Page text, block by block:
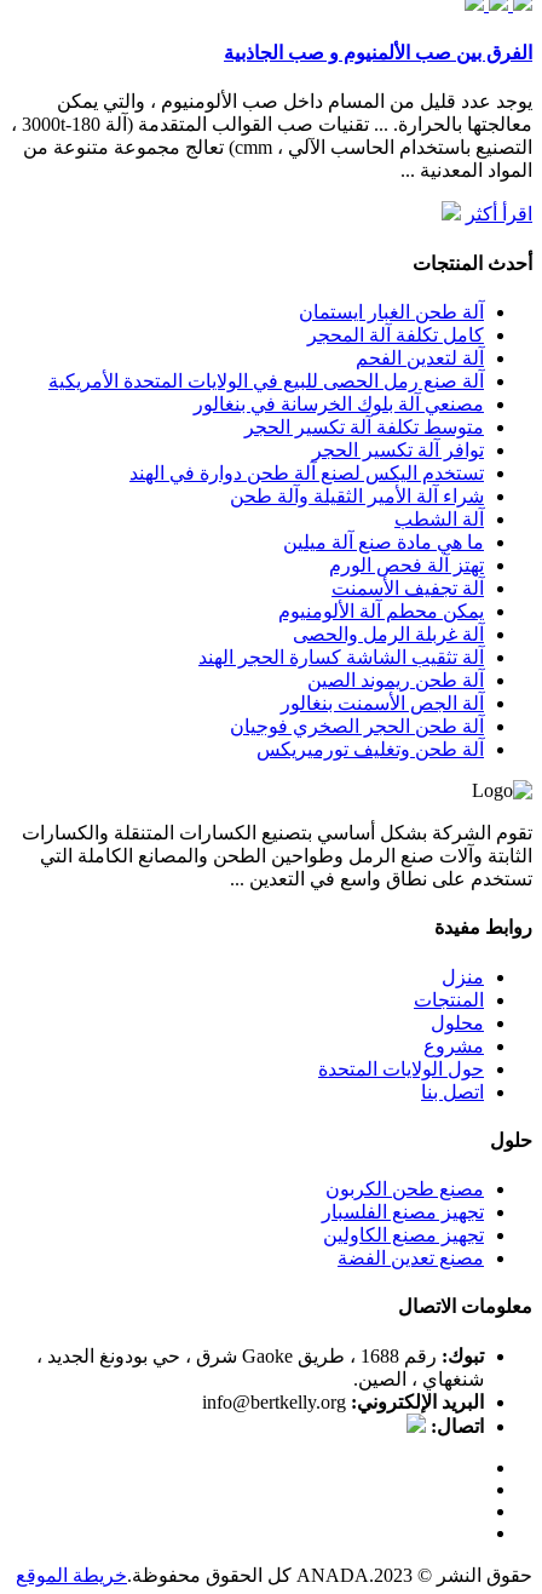
الفرق بين صب الألمنيوم و صب الجاذبية
يوجد عدد قليل من المسام داخل صب الألومنيوم ، والتي يمكن
معالجتها بالحرارة. ... تقنيات صب القوالب المتقدمة (آلة 180-3000t ،
التصنيع باستخدام الحاسب الآلي ، cmm) تعالج مجموعة متنوعة من
المواد المعدنية ...
اقرأ أكثر
أحدث المنتجات
آلة طحن الغبار ايستمان
كامل تكلفة آلة المحجر
آلة لتعدين الفحم
آلة صنع رمل الحصى للبيع في الولايات المتحدة الأمريكية
مصنعي آلة بلوك الخرسانة في بنغالور
متوسط تكلفة آلة تكسير الحجر
توافر آلة تكسير الحجر
تستخدم اليكس لصنع آلة طحن دوارة في الهند
شراء آلة الأمير الثقيلة وآلة طحن
آلة الشطب
ما هي مادة صنع آلة ميلين
تهتز آلة فحص الورم
آلة تجفيف الأسمنت
يمكن محطم آلة الألومنيوم
آلة غربلة الرمل والحصى
آلة تثقيب الشاشة كسارة الحجر الهند
آلة طحن ريموند الصين
آلة الجص الأسمنت بنغالور
آلة طحن الحجر الصخري فوجيان
آلة طحن وتغليف تورميريكس
تقوم الشركة بشكل أساسي بتصنيع الكسارات المتنقلة والكسارات
الثابتة وآلات صنع الرمل وطواحين الطحن والمصانع الكاملة التي
تستخدم على نطاق واسع في التعدين ...
روابط مفيدة
منزل
المنتجات
محلول
مشروع
حول الولايات المتحدة
اتصل بنا
حلول
مصنع طحن الكربون
تجهيز مصنع الفلسبار
تجهيز مصنع الكاولين
مصنع تعدين الفضة
معلومات الاتصال
تبوك:
رقم 1688 ، طريق Gaoke شرق ، حي بودونغ الجديد ،
شنغهاي ، الصين.
البريد الإلكتروني: info@bertkelly.org
اتصال:
حقوق النشر © 2023.ANADA كل الحقوق محفوظة. خريطة الموقع